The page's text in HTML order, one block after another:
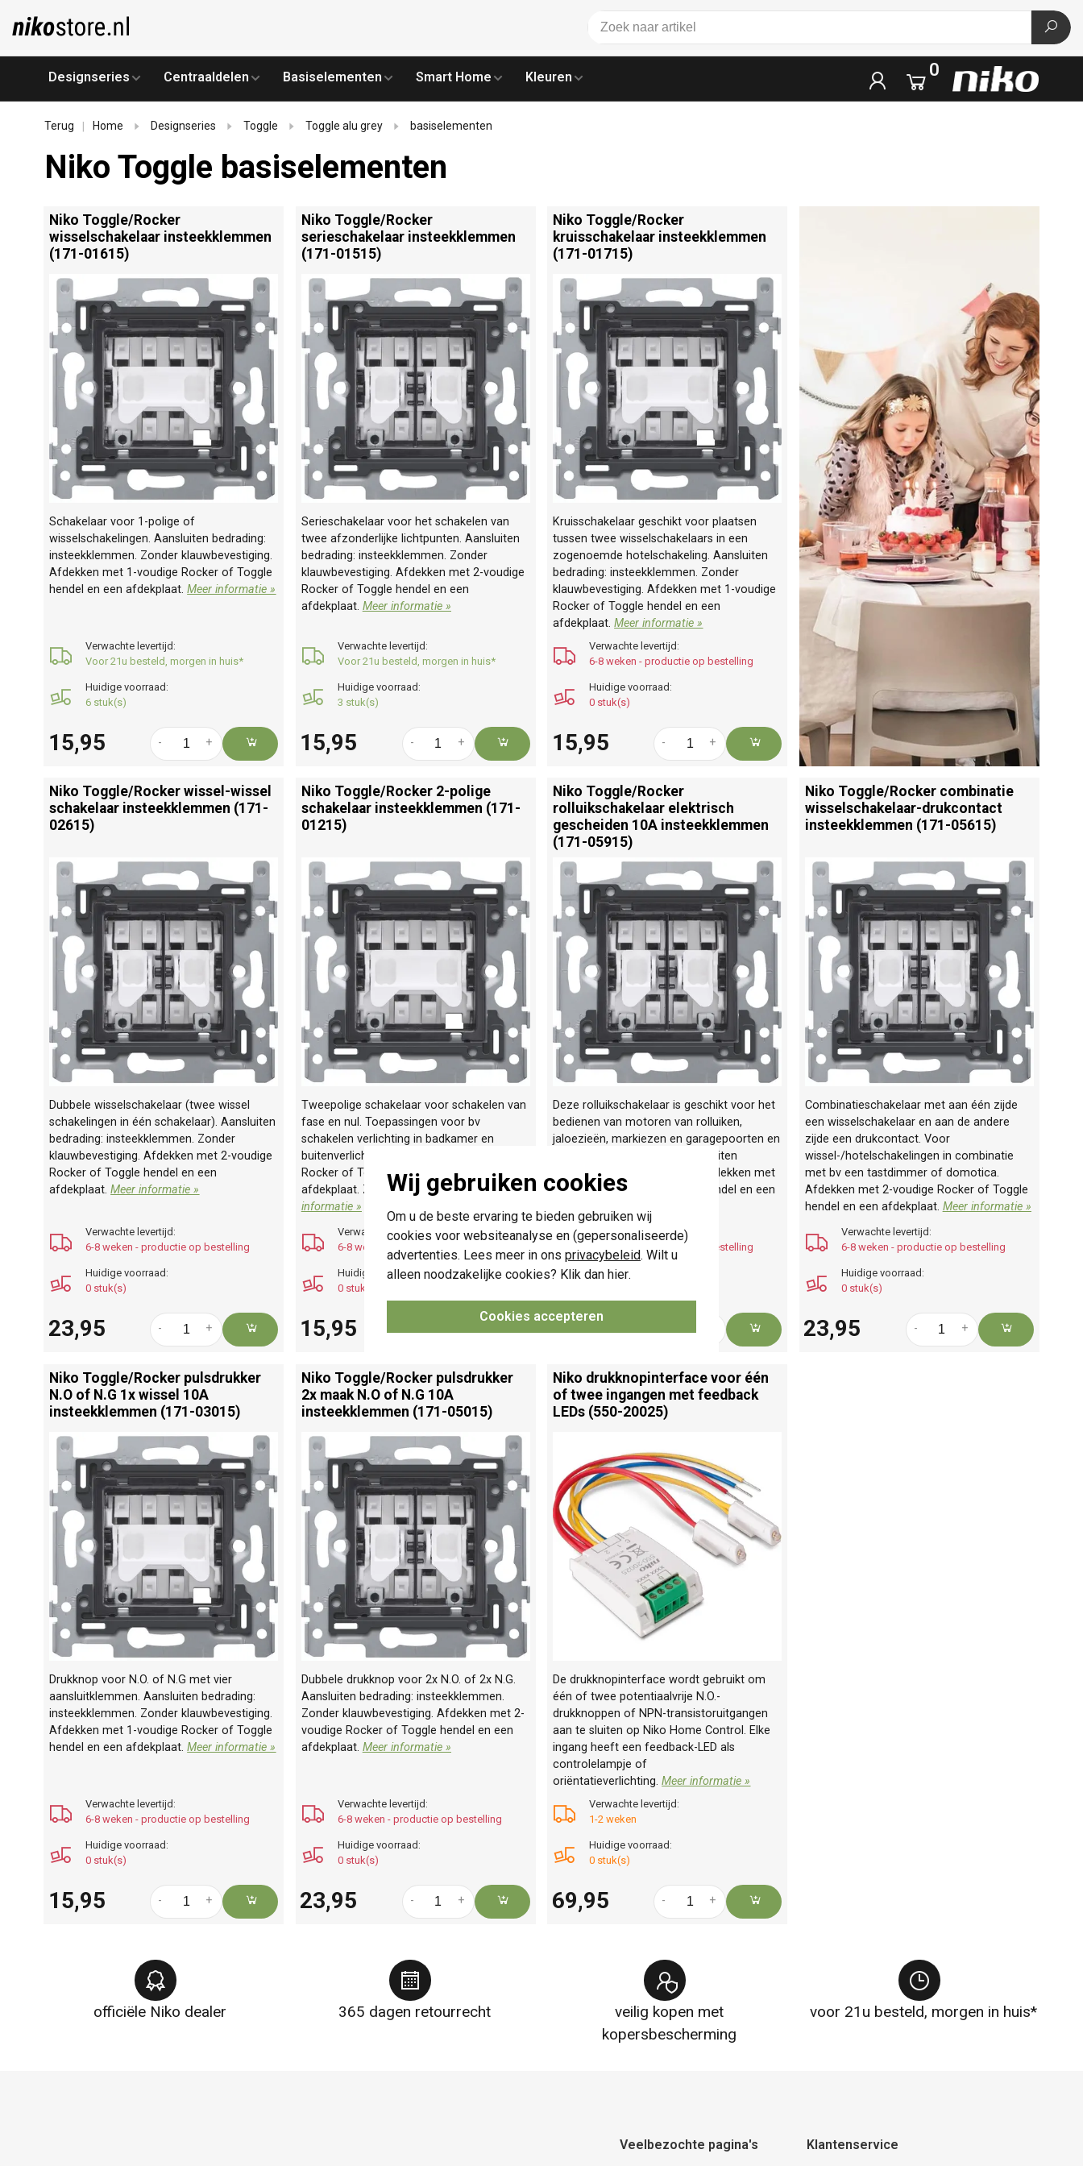
Wij gebruiken cookies
Om u de beste ervaring te bieden gebruiken wij
cookies voor websiteanalyse en (gepersonaliseerde)
advertenties. Lees meer in ons privacybeleid. Wilt u
alleen noodzakelijke cookies? Klik dan hier.
Cookies accepteren
Designseries Centraaldelen Basiselementen Smart Home Kleuren 0
Terug Home Designseries Toggle Toggle alu grey basiselementen
Niko Toggle basiselementen
Niko Toggle/Rocker
wisselschakelaar insteekklemmen
(171-01615)
Schakelaar voor 1-polige of
wisselschakelingen. Aansluiten bedrading:
insteekklemmen. Zonder klauwbevestiging.
Afdekken met 1-voudige Rocker of Toggle
hendel en een afdekplaat.Meer informatie »
Verwachte levertijd:
Voor 21u besteld, morgen in huis*
Huidige voorraad:
6 stuk(s)
15,95 +
-
Niko Toggle/Rocker
serieschakelaar insteekklemmen
(171-01515)
Serieschakelaar voor het schakelen van
twee afzonderlijke lichtpunten. Aansluiten
bedrading: insteekklemmen. Zonder
klauwbevestiging. Afdekken met 2-voudige
Rocker of Toggle hendel en een
afdekplaat. Meer informatie »
Verwachte levertijd:
Voor 21u besteld, morgen in huis*
Huidige voorraad:
3 stuk(s)
15,95 +
-
Niko Toggle/Rocker
kruisschakelaar insteekklemmen
(171-01715)
Kruisschakelaar geschikt voor plaatsen
tussen twee wisselschakelaars in een
zogenoemde hotelschakeling. Aansluiten
bedrading: insteekklemmen. Zonder
klauwbevestiging. Afdekken met 1-voudige
Rocker of Toggle hendel en een
afdekplaat.Meer informatie »
Verwachte levertijd:
6-8 weken - productie op bestelling
Huidige voorraad:
0 stuk(s)
15,95 +
-
Niko Toggle/Rocker wissel-wissel
schakelaar insteekklemmen (171-
02615)
Dubbele wisselschakelaar (twee wissel
schakelingen in één schakelaar). Aansluiten
bedrading: insteekklemmen. Zonder
klauwbevestiging. Afdekken met 2-voudige
Rocker of Toggle hendel en een
afdekplaat.Meer informatie »
Verwachte levertijd:
6-8 weken - productie op bestelling
Huidige voorraad:
0 stuk(s)
23,95 +
-
Niko Toggle/Rocker 2-polige
schakelaar insteekklemmen (171-
01215)
Tweepolige schakelaar voor schakelen van
fase en nul. Toepassingen voor bv
schakelen verlichting in badkamer en
buitenverlichting. Afdekken met 1-voudige
Rocker of Toggle hendel en een
afdekplaat. Zonder spreidklemmen.Meer
informatie »
Verwachte levertijd:
6-8 weken - productie op bestelling
Huidige voorraad:
0 stuk(s)
15,95
Niko Toggle/Rocker
rolluikschakelaar elektrisch
gescheiden 10A insteekklemmen
(171-05915)
Deze rolluikschakelaar is geschikt voor het
bedienen van motoren van rolluiken,
jaloezieën, markiezen en garagepoorten en
is elektrisch gescheiden. Aansluiten
bedrading: insteekklemmen. Afdekken met
2-voudige Rocker of Toggle hendel en een
Verwachte levertijd:
6-8 weken - productie op bestelling
Huidige voorraad:
29,95
Niko Toggle/Rocker combinatie
wisselschakelaar-drukcontact
insteekklemmen (171-05615)
Combinatieschakelaar met aan één zijde
een wisselschakelaar en aan de andere
zijde een drukcontact. Voor
wissel-/hotelschakelingen in combinatie
met bv een tastdimmer of domotica.
Afdekken met 2-voudige Rocker of Toggle
hendel en een afdekplaat. Meer informatie »
Verwachte levertijd:
6-8 weken - productie op bestelling
Huidige voorraad:
0 stuk(s)
23,95 +
-
Niko Toggle/Rocker pulsdrukker
N.O of N.G 1x wissel 10A
insteekklemmen (171-03015)
Drukknop voor N.O. of N.G met vier
aansluitklemmen. Aansluiten bedrading:
insteekklemmen. Zonder klauwbevestiging.
Afdekken met 1-voudige Rocker of Toggle
hendel en een afdekplaat.Meer informatie »
Verwachte levertijd:
6-8 weken - productie op bestelling
Huidige voorraad:
0 stuk(s)
15,95 +
-
Niko Toggle/Rocker pulsdrukker
2x maak N.O of N.G 10A
insteekklemmen (171-05015)
Dubbele drukknop voor 2x N.O. of 2x N.G.
Aansluiten bedrading: insteekklemmen.
Zonder klauwbevestiging. Afdekken met 2-
voudige Rocker of Toggle hendel en een
afdekplaat. Meer informatie »
Verwachte levertijd:
6-8 weken - productie op bestelling
Huidige voorraad:
0 stuk(s)
23,95 +
-
Niko drukknopinterface voor één
of twee ingangen met feedback
LEDs (550-20025)
De drukknopinterface wordt gebruikt om
één of twee potentiaalvrije N.O.-
drukknoppen of NPN-transistoruitgangen
aan te sluiten op Niko Home Control. Elke
ingang heeft een feedback-LED als
controlelampje of
oriëntatieverlichting.Meer informatie »
Verwachte levertijd:
1-2 weken
Huidige voorraad:
0 stuk(s)
69,95 +
-
officiële Niko dealer 365 dagen retourrecht
veilig kopen met
kopersbescherming
voor 21u besteld, morgen in huis*
Veelbezochte pagina's Klantenservice